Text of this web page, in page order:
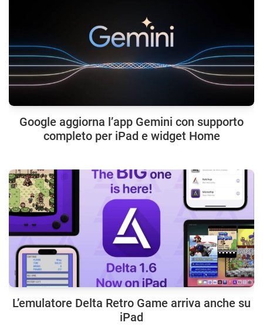
Google aggiorna l’app Gemini con supporto
completo per iPad e widget Home
L’emulatore Delta Retro Game arriva anche su
iPad